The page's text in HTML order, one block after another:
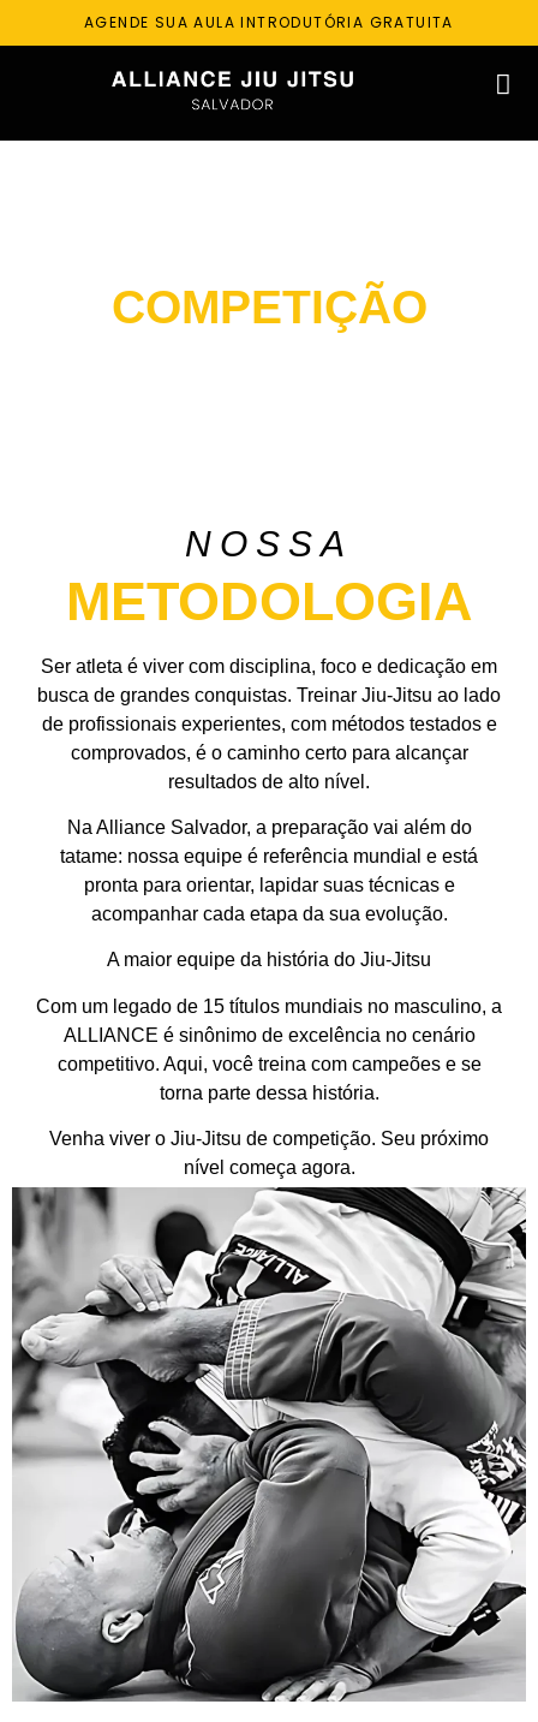
AGENDE SUA AULA INTRODUTÓRIA GRATUITA
COMPETIÇÃO
NOSSA
METODOLOGIA
Ser atleta é viver com disciplina, foco e dedicação em
busca de grandes conquistas. Treinar Jiu-Jitsu ao lado
de profissionais experientes, com métodos testados e
comprovados, é o caminho certo para alcançar
resultados de alto nível.
Na Alliance Salvador, a preparação vai além do
tatame: nossa equipe é referência mundial e está
pronta para orientar, lapidar suas técnicas e
acompanhar cada etapa da sua evolução.
A maior equipe da história do Jiu-Jitsu
Com um legado de 15 títulos mundiais no masculino, a
ALLIANCE é sinônimo de excelência no cenário
competitivo. Aqui, você treina com campeões e se
torna parte dessa história.
Venha viver o Jiu-Jitsu de competição. Seu próximo
nível começa agora.